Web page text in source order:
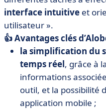
interface intuitive et
utilisateur ».
👍 Avantages clés
la simplification du
temps réel, grâce à
informations
outil, et la possibilité
application mobile ;